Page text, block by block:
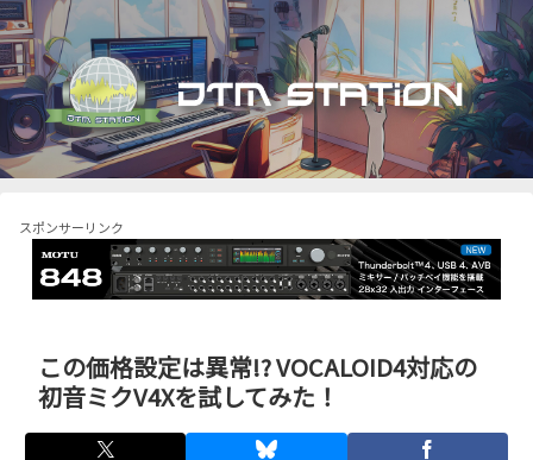
スポンサーリンク
この価格設定は異常!? VOCALOID4対応の
初音ミクV4Xを試してみた！